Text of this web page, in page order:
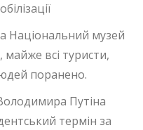
Національний музей
майже всі туристи,
поранено.
Путіна
термін за